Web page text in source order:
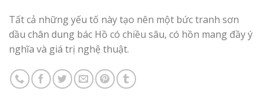
Tất cả những yếu tố này tạo nên một bức tranh sơn
dầu chân dung bác Hồ có chiều sâu, có hồn mang đầy ý
nghĩa và giá trị nghệ thuật.